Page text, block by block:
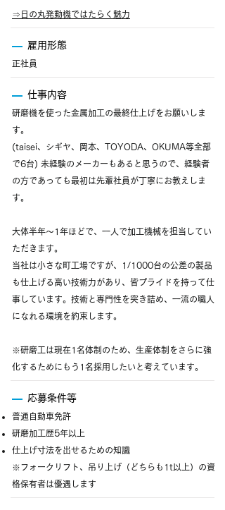
⇒ 日の丸発動機ではたらく魅力
雇用形態
正社員
仕事内容
研磨機を使った金属加工の最終仕上げをお願いしま
す。
(taisei、シギヤ、岡本、TOYODA、OKUMA等全部
で6台) 未経験のメーカーもあると思うので、経験者
の方であっても最初は先輩社員が丁寧にお教えしま
す。
大体半年～1年ほどで、一人で加工機械を担当してい
ただきます。
当社は小さな町工場ですが、1/1000台の公差の製品
も仕上げる高い技術力があり、皆プライドを持って仕
事しています。技術と専門性を突き詰め、一流の職人
になれる環境を約束します。
※研磨工は現在1名体制のため、生産体制をさらに強
化するためにもう1名採用したいと考えています。
応募条件等
普通自動車免許
研磨加工歴5年以上
仕上げ寸法を出せるための知識
※フォークリフト、吊り上げ（どちらも1t以上）の資
格保有者は優遇します